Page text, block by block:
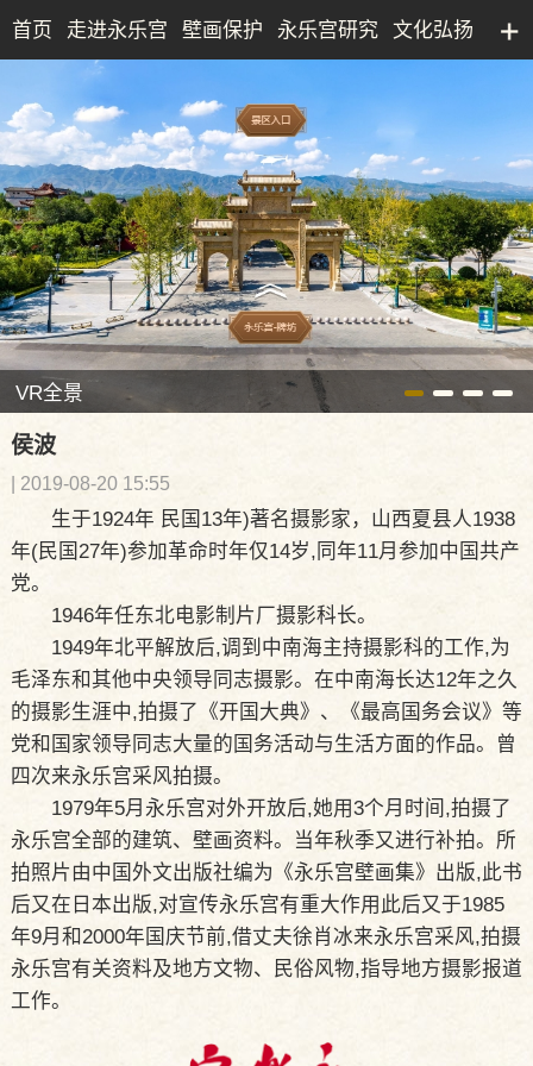
首页 走进永乐宫 壁画保护 永乐宫研究
文化弘扬
永乐宫研究院
文化产业 博物馆 典藏精品
VR全景
侯波
| 2019-08-20 15:55
生于1924年 民国13年)著名摄影家，山西夏县人1938
年(民国27年)参加革命时年仅14岁,同年11月参加中国共产
党。
1946年任东北电影制片厂摄影科长。
1949年北平解放后,调到中南海主持摄影科的工作,为
毛泽东和其他中央领导同志摄影。在中南海长达12年之久
的摄影生涯中,拍摄了《开国大典》、《最高国务会议》等
党和国家领导同志大量的国务活动与生活方面的作品。曾
四次来永乐宫采风拍摄。
1979年5月永乐宫对外开放后,她用3个月时间,拍摄了
永乐宫全部的建筑、壁画资料。当年秋季又进行补拍。所
拍照片由中国外文出版社编为《永乐宫壁画集》出版,此书
后又在日本出版,对宣传永乐宫有重大作用此后又于1985
年9月和2000年国庆节前,借丈夫徐肖冰来永乐宫采风,拍摄
永乐宫有关资料及地方文物、民俗风物,指导地方摄影报道
工作。